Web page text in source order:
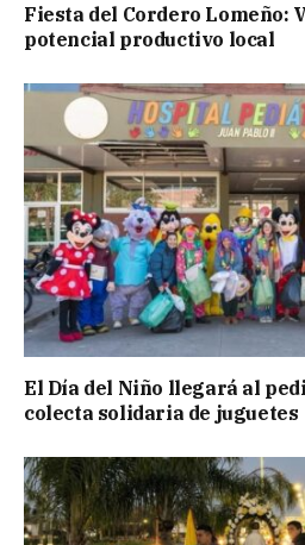
Fiesta del Cordero Lomeño:
potencial productivo local
El Día del Niño llegará al
colecta solidaria de juguetes